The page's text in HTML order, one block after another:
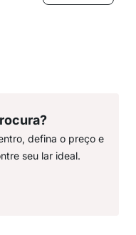
defina o preço e
seu lar ideal.